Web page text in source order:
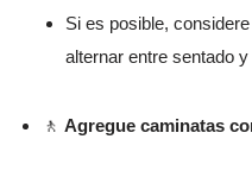
Si es posible,
alternar entre sentado y
🚶 Agregue caminatas